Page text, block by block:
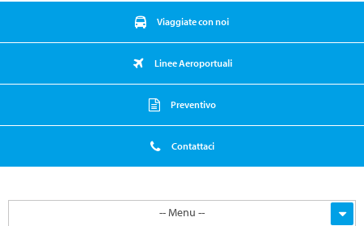
Viaggiate con noi
Linee Aeroportuali
Preventivo
Contattaci
-- Menu --